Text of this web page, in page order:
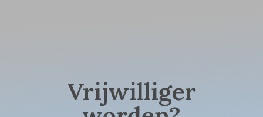
Vrijwilliger